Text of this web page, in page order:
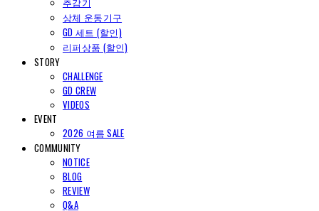
상체 운동기구
GD 세트 (할인)
리퍼상품 (할인)
STORY
CHALLENGE
GD CREW
VIDEOS
EVENT
2026 여름 SALE
COMMUNITY
NOTICE
BLOG
REVIEW
Q&A